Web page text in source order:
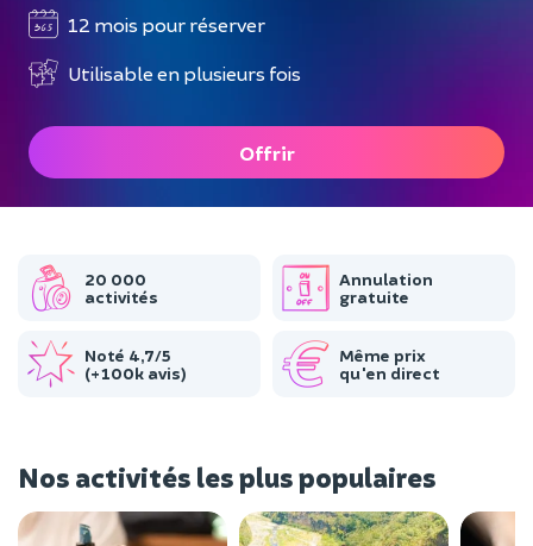
12 mois pour réserver
Utilisable en plusieurs fois
Offrir
20 000
activités
Annulation
gratuite
Noté 4,7/5
(+100k avis)
Même prix
qu'en direct
Nos activités les plus populaires